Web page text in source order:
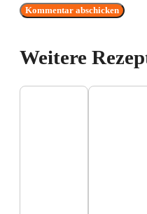
Weitere